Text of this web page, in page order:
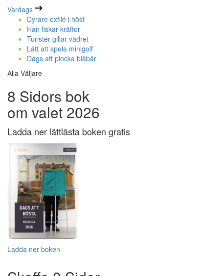
Vardags
Dyrare oxfilé i höst
Han fiskar kräftor
Turister gillar vädret
Lätt att spela minigolf
Dags att plocka blåbär
Alla Väljare
8 Sidors bok
om valet 2026
Ladda ner lättlästa boken gratis
Ladda ner boken